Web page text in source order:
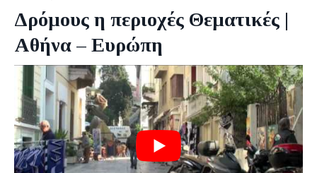
Δρόμους η περιοχές Θεματικές |
Αθήνα – Ευρώπη